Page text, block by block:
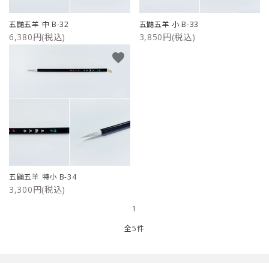
五鼬五羊 中 B-32
6,380円(税込)
五鼬五羊 小 B-33
3,850円(税込)
五鼬五羊 特小 B-34
3,300円(税込)
favorite
1
全5件